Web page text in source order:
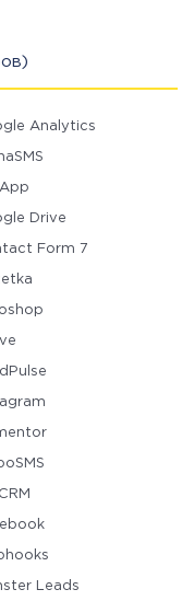
Analytics
Drive
Form 7
Leads